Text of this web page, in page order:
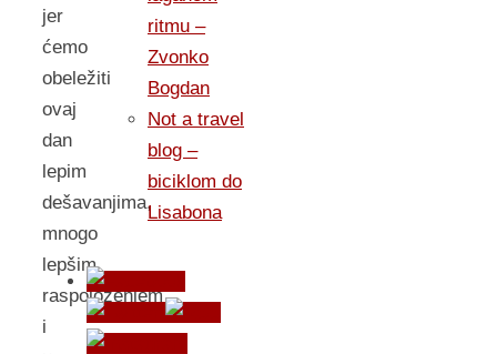
jer
ćemo
obeležiti
ovaj
dan
lepim
dešavanjima,
mnogo
lepšim
raspoloženjem
i
ritmu –
Zvonko
Bogdan
Not a travel
blog –
biciklom do
Lisabona